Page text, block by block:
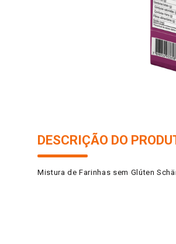
DESCRIÇÃO DO
Mistura de Farinhas sem Glúten